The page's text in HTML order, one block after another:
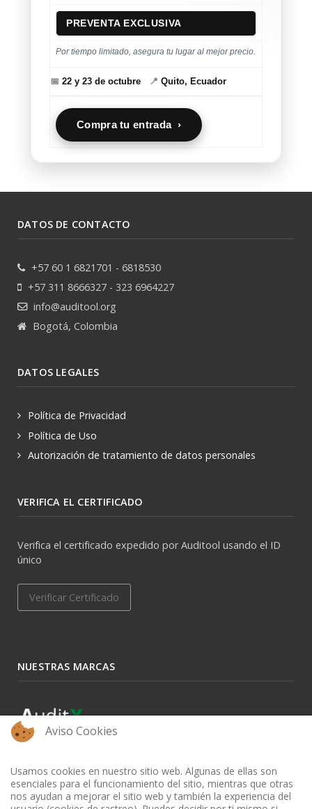
PREVENTA EXCLUSIVA
Por tiempo limitado, asegura tu lugar al mejor precio.
📅 22 y 23 de octubre 📍 Quito, Ecuador
Compra tu entrada ›
DATOS DE CONTACTO
+57 60 1 6821701 - 6818530
+57 311 8666327 - 323 6964227
info@auditool.org
Bogotá, Colombia
DATOS LEGALES
Política de Privacidad
Política de Uso
Autorización de tratamiento de datos personales
VERIFICA EL CERTIFICADO
Verifica el certificado expedido por Auditool usando el ID
único
Verificar Certificado
NUESTRAS MARCAS
Aviso Cookies
Usamos cookies en nuestro sitio web. Algunas de ellas son
esenciales para el funcionamiento del sitio, mientras que otras
nos ayudan a mejorar el sitio web y también la experiencia del